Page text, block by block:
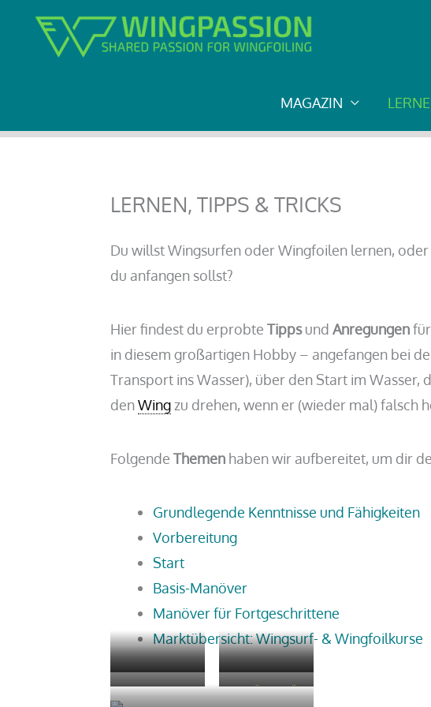
MAGAZIN
Start LERNEN, TIPPS & TRICKS
LERNEN, TIPPS & TRICKS
Du willst Wingsurfen oder Wingfoilen lernen,
du anfangen sollst?
Hier findest du erprobteTippsundAnregungen
in diesem großartigen Hobby – angefangen bei
Transport ins Wasser), über den Start im Wasser,
denWing zu drehen, wenn er (wieder mal) falsch
FolgendeThemen haben wir aufbereitet, um dir
Grundlegende Kenntnisse und Fähigkeiten
Vorbereitung
Start
Basis-Manöver
Manöver für Fortgeschrittene
Marktübersicht: Wingsurf- & Wingfoilkurse
VORBEREITUNG
START
BASIS-
MANÖVER FÜR